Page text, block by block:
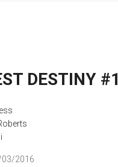
DESTINY #1
03/2016